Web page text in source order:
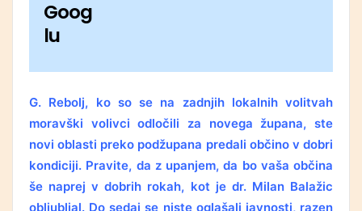
Goog
lu
G. Rebolj, ko so se na zadnjih lokalnih volitvah
moravški volivci odločili za novega župana, ste
novi oblasti preko podžupana predali občino v dobri
kondiciji. Pravite, da z upanjem, da bo vaša občina
še naprej v dobrih rokah, kot je dr. Milan Balažic
obljubljal. Do sedaj se niste oglašali javnosti, razen